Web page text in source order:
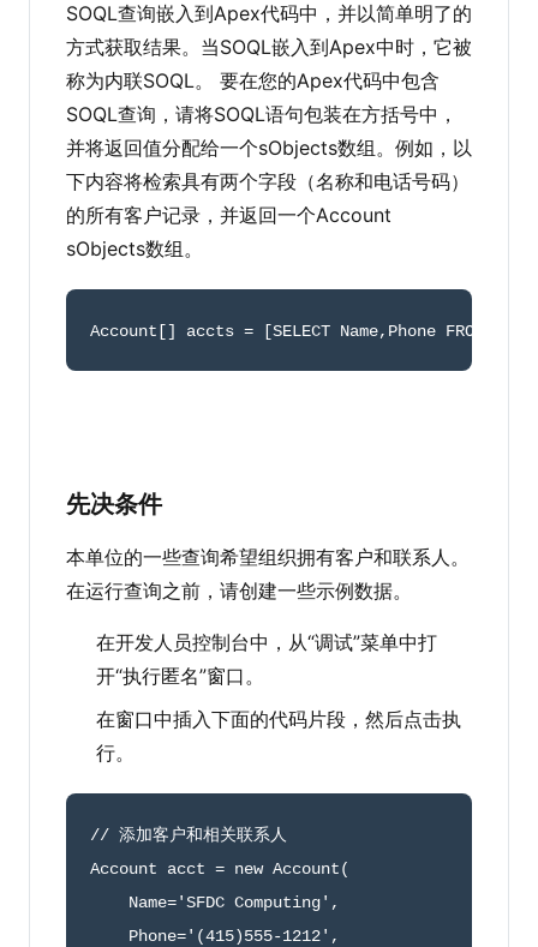
SOQL查询嵌入到Apex代码中，并以简单明了的
方式获取结果。当SOQL嵌入到Apex中时，它被
称为内联SOQL。 要在您的Apex代码中包含
SOQL查询，请将SOQL语句包装在方括号中，
并将返回值分配给一个sObjects数组。例如，以
下内容将检索具有两个字段（名称和电话号码）
的所有客户记录，并返回一个Account
sObjects数组。
Account [] accts = [SELECT Name, Phone FROM
先决条件
本单位的一些查询希望组织拥有客户和联系人。
在运行查询之前，请创建一些示例数据。
在开发人员控制台中，从“调试”菜单中打
开“执行匿名”窗口。
在窗口中插入下面的代码片段，然后点击执
行。
// 添加客户和相关联系人
Account acct = new Account(
    Name
='SFDC Computing' ,
    Phone
='(415)555-1212' ,